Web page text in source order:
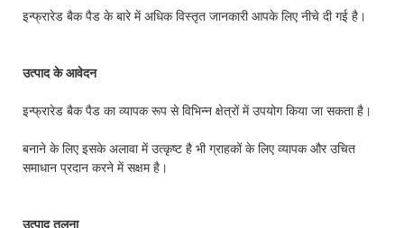
इन्फ्रारेड बैक पैड के बारे में अधिक विस्तृत जानकारी आपके लिए नीचे दी गई है।
उत्पाद के आवेदन
इन्फ्रारेड बैक पैड का व्यापक रूप से विभिन्न क्षेत्रों में उपयोग किया जा सकता है।
बनाने के लिए इसके अलावा में उत्कृष्ट है भी ग्राहकों के लिए व्यापक और उचित
समाधान प्रदान करने में सक्षम है।
उत्पाद तुलना